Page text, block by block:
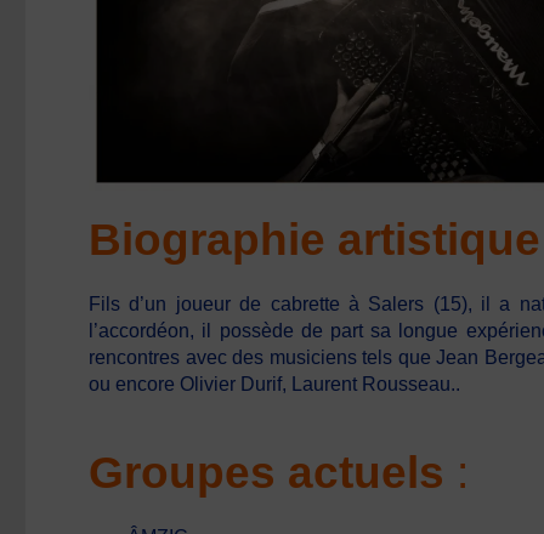
Biographie artistique
Fils d’un joueur de cabrette à Salers (15), il a
l’accordéon, il possède de part sa longue
rencontres avec des musiciens tels que Jean
ou encore Olivier Durif, Laurent Rousseau..
Groupes actuels :